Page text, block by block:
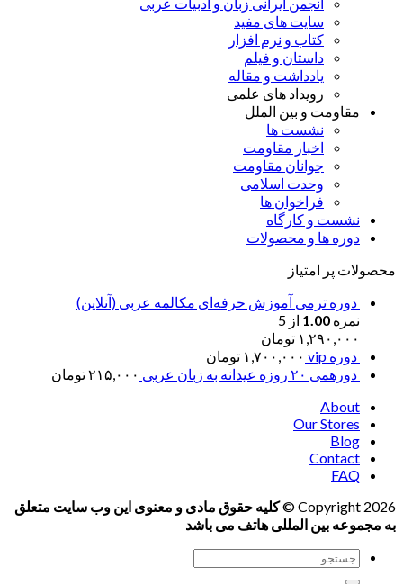
انجمن ایرانی زبان و ادبیات عربی
سایت های مفید
کتاب و نرم افزار
داستان و فیلم
یادداشت و مقاله
رویداد های علمی
مقاومت و بین الملل
نشست ها
اخبار مقاومت
جوانان مقاومت
وحدت اسلامی
فراخوان ها
نشست و کارگاه
دوره ها و محصولات
محصولات پر امتیاز
دوره ترمی آموزش حرفه‌ای مکالمه عربی (آنلاین)
نمره 1.00 از 5
۱,۲۹۰,۰۰۰ تومان
دوره vip
۱,۷۰۰,۰۰۰ تومان
دورهمی ۲۰ روزه عیدانه به زبان عربی
۲۱۵,۰۰۰تومان
About
Our Stores
Blog
Contact
FAQ
Copyright 2026 ©
کلیه حقوق مادی و معنوی این وب سایت متعلق
به مجموعه بین المللی هاتف می باشد
جستجو